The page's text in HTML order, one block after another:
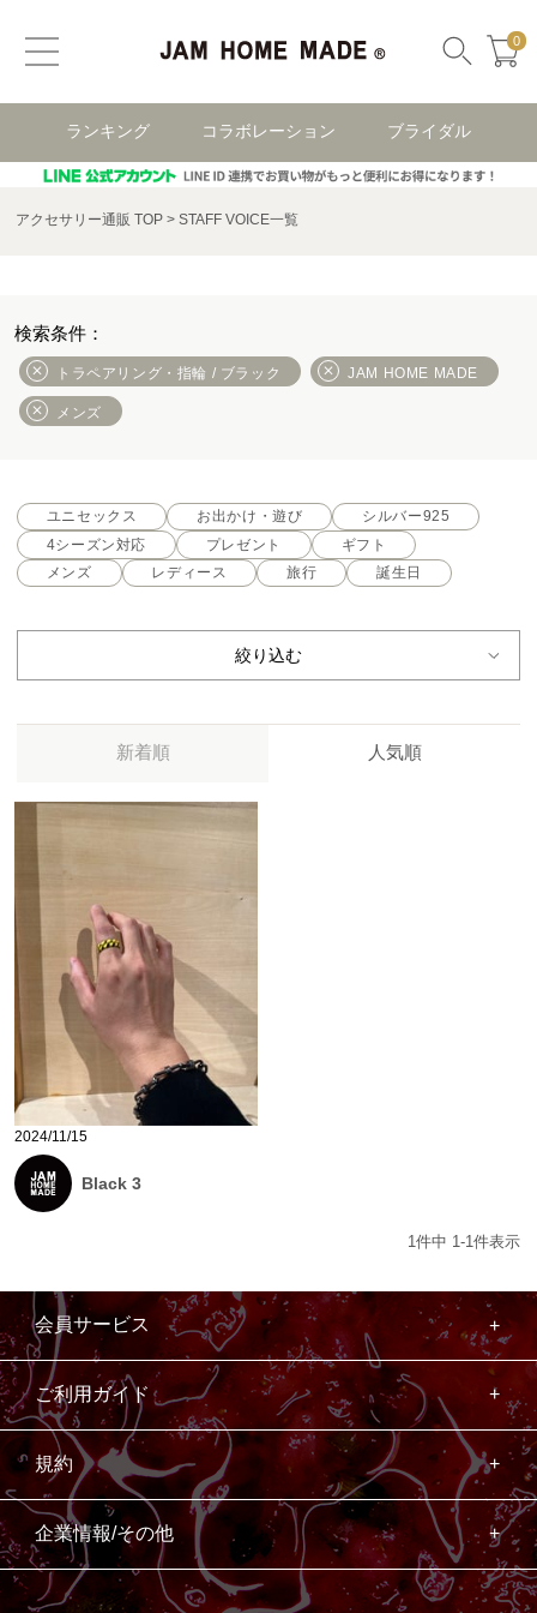
0
ランキング コラボレーション ブライダル
アクセサリー通販 TOP STAFF VOICE一覧
トラペアリング・指輪 / ブラック JAM HOME MADE
メンズ
ユニセックス お出かけ・遊び
シルバー925
4シーズン対応
プレゼント
ギフト
メンズ
レディース 旅行 誕生日
絞り込む
新着順 人気順
2024/11/15
Black 3
1件中 1-1件表示
会員サービス
ご利用ガイド
規約
企業情報/その他